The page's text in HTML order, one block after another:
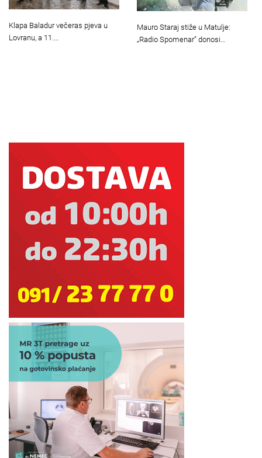
Klapa Baladur večeras pjeva u
Lovranu, a 11.…
Mauro Staraj stiže u Matulje:
„Radio Spomenar” donosi…